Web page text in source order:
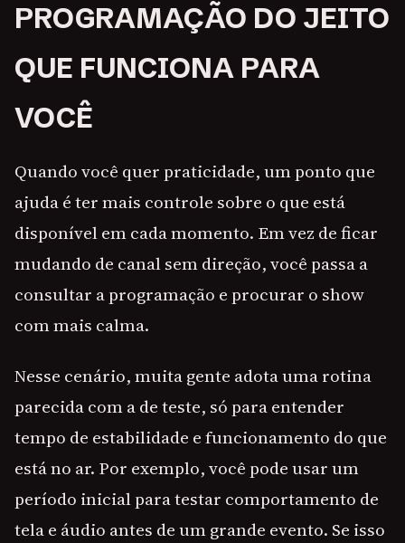
PROGRAMAÇÃO DO JEITO
QUE FUNCIONA PARA
VOCÊ
Quando você quer praticidade, um ponto que
ajuda é ter mais controle sobre o que está
disponível em cada momento. Em vez de ficar
mudando de canal sem direção, você passa a
consultar a programação e procurar o show
com mais calma.
Nesse cenário, muita gente adota uma rotina
parecida com a de teste, só para entender
tempo de estabilidade e funcionamento do que
está no ar. Por exemplo, você pode usar um
período inicial para testar comportamento de
tela e áudio antes de um grande evento. Se isso